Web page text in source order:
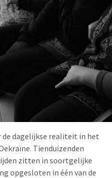
de dagelijkse realiteit in het
Tienduizenden
zitten in soortgelijke
opgesloten in één van de